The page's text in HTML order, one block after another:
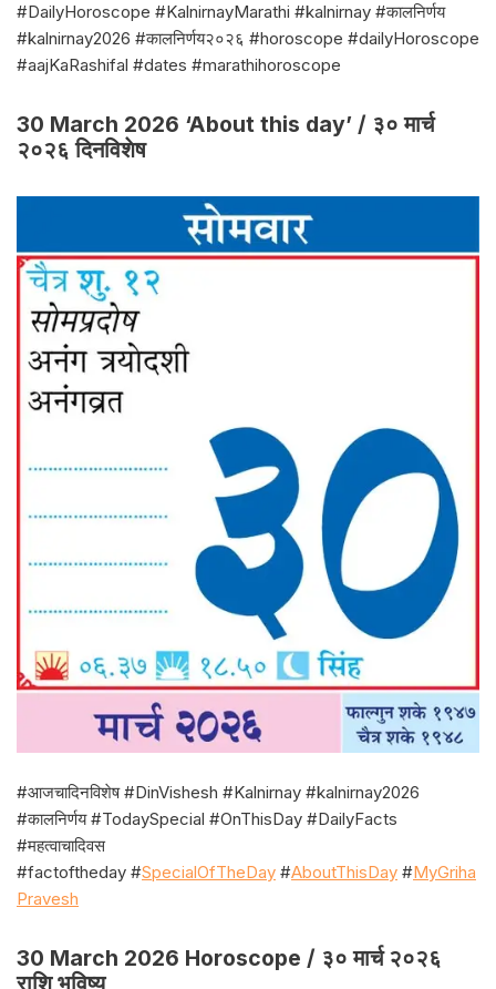
#DailyHoroscope #KalnirnayMarathi #kalnirnay #कालनिर्णय
#kalnirnay2026 #कालनिर्णय२०२६ #horoscope #dailyHoroscope
#aajKaRashifal #dates #marathihoroscope
30 March 2026 ‘About this day’ / ३० मार्च
२०२६ दिनविशेष
#आजचादिनविशेष #DinVishesh #Kalnirnay #kalnirnay2026
#कालनिर्णय #TodaySpecial #OnThisDay #DailyFacts
#महत्वाचादिवस
#factoftheday #SpecialOfTheDay #AboutThisDay #MyGriha
Pravesh
30 March 2026 Horoscope / ३० मार्च २०२६
राशि भविष्य